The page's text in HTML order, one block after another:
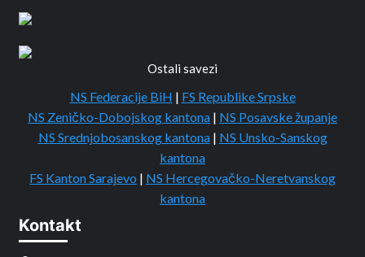
Ostali savezi
NS Federacije BiH | FS Republike Srpske
NS Zeničko-Dobojskog kantona | NS Posavske županje
NS Srednjobosanskog kantona | NS Unsko-Sanskog
kantona
FS Kanton Sarajevo | NS Hercegovačko-Neretvanskog
kantona
Kontakt